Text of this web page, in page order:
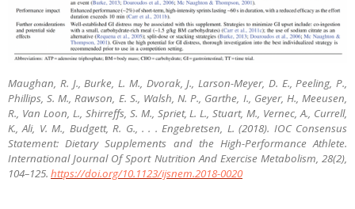
Maughan, R. J., Burke, L. M., Dvorak, J., Larson-Meyer, D. E., Peeling, P.,
Phillips, S. M., Rawson, E. S., Walsh, N. P., Garthe, I., Geyer, H., Meeusen,
R., Van Loon, L., Shirreffs, S. M., Spriet, L. L., Stuart, M., Vernec, A., Currell,
K., Ali, V. M., Budgett, R. G., . . . Engebretsen, L. (2018). IOC Consensus
Statement: Dietary Supplements and the High-Performance Athlete.
International Journal Of Sport Nutrition And Exercise Metabolism, 28(2),
104–125. https://doi.org/10.1123/ijsnem.2018-0020